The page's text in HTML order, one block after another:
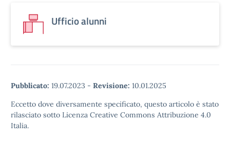
Ufficio alunni
Pubblicato: 19.07.2023 - Revisione: 10.01.2025
Eccetto dove diversamente specificato, questo articolo è stato
rilasciato sotto Licenza Creative Commons Attribuzione 4.0
Italia.